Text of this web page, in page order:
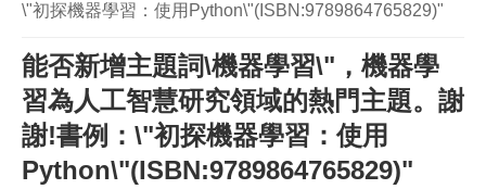
\"初探機器學習：使用Python\"(ISBN:9789864765829)"
能否新增主題詞\機器學習\"，機器學
習為人工智慧研究領域的熱門主題。謝
謝!書例：\"初探機器學習：使用
Python\"(ISBN:9789864765829)"